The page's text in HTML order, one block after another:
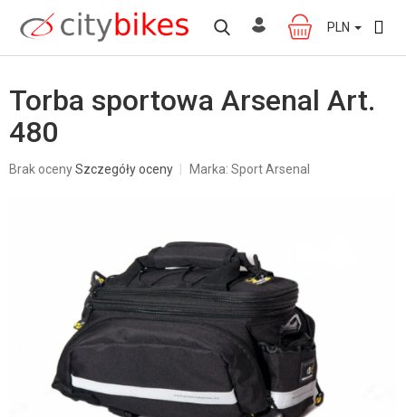
treści
KOSZYK
PLN
Torba sportowa Arsenal Art.
480
Średnia
Brak ocenySzczegóły oceny Marka: Sport Arsenal